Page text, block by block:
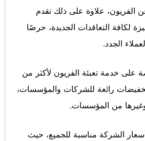
الفريون، علاوة على ذلك تقدم
لكافة التعاقدات الجديدة، حرصًا
الجدد.
خدمة تعبئة الفريون لأكثر من
رائعة للشركات والمؤسسات،
وغيرها من المؤسسات.
الشركة مناسبة للجميع، حيث